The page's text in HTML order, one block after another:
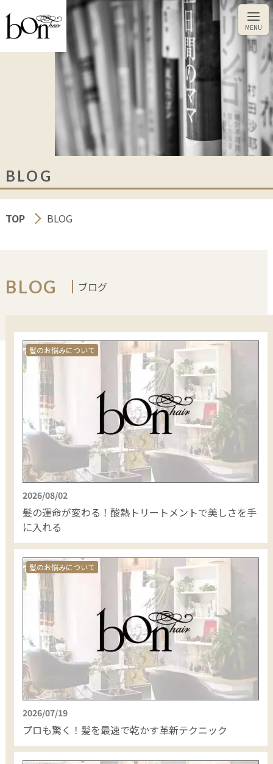
CUT
TOKIKATA
HAIR CARE
BLOG
TOP BLOG
BLOG ブログ
髪のお悩みについて
2026/08/02
髪の運命が変わる！酸熱トリートメントで美しさを手
に入れる
髪のお悩みについて
2026/07/19
プロも驚く！髪を最速で乾かす革新テクニック